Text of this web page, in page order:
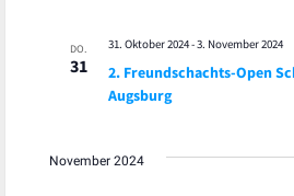
DO.
31
2. Freundschachts-Open
Augsburg
31. Oktober 2024-3. November 2024
November 2024